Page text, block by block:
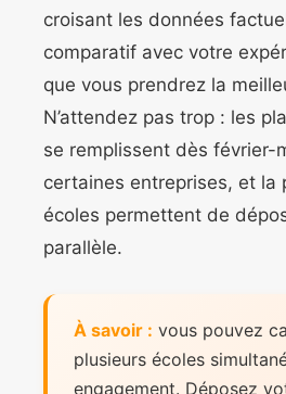
croisant les données
comparatif avec votre
que vous prendrez la
N’attendez pas trop : les
se remplissent dès février-
certaines entreprises, et la
écoles permettent de
parallèle.
À savoir : vous pouvez
plusieurs écoles
engagement. Déposez